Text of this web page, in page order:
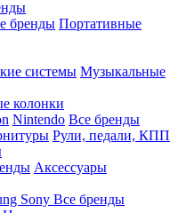
бренды Портативные
системы Музыкальные
колонки
Nintendo Все бренды
Рули, педали, КПП
Аксессуары
Sony Все бренды